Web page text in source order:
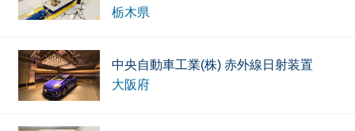
栃木県
中央自動車工業(株) 赤外線日射装置
大阪府